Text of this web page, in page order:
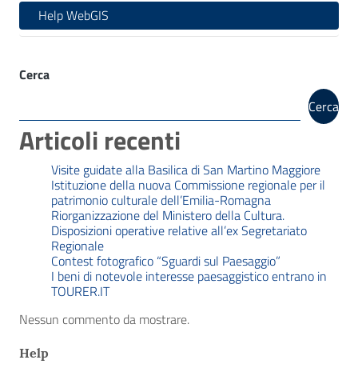
Help WebGIS
Cerca
Cerca
Articoli recenti
Visite guidate alla Basilica di San Martino Maggiore
Istituzione della nuova Commissione regionale per il
patrimonio culturale dell’Emilia-Romagna
Riorganizzazione del Ministero della Cultura.
Disposizioni operative relative all’ex Segretariato
Regionale
Contest fotografico “Sguardi sul Paesaggio”
I beni di notevole interesse paesaggistico entrano in
TOURER.IT
Nessun commento da mostrare.
Help